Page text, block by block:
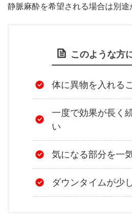
静脈麻酔を希望される場合は別途
このような方
体に異物を入れる
一度で効果が長く
い
気になる部分を一
ダウンタイムが少